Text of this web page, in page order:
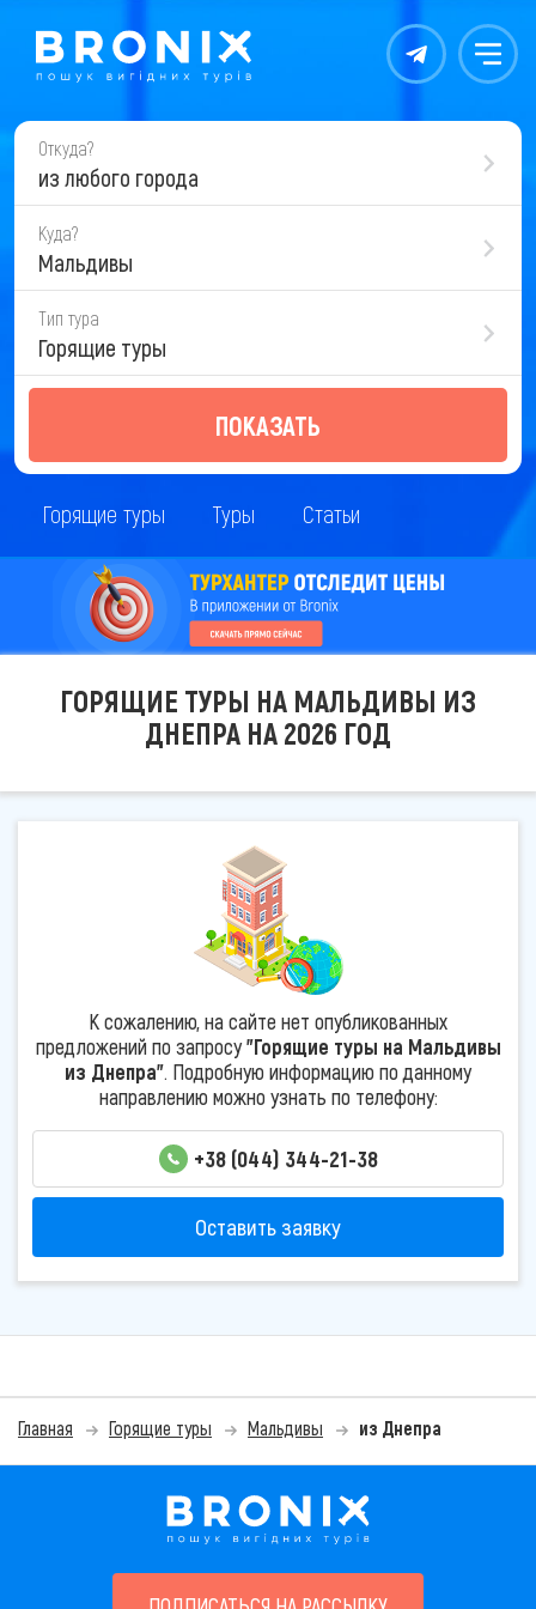
Контакты Меню
Откуда?
из любого города
Куда?
Мальдивы
Тип тура
Горящие туры
ПОКАЗАТЬ
Горящие туры Туры Статьи
ГОРЯЩИЕ ТУРЫ НА МАЛЬДИВЫ ИЗ
ДНЕПРА НА 2026 ГОД
К сожалению, на сайте нет опубликованных
предложений по запросу"Горящие туры на Мальдивы
из Днепра". Подробную информацию по данному
направлению можно узнать по телефону:
+38 (044) 344-21-38
Оставить заявку
Главная Горящие туры Мальдивы из Днепра